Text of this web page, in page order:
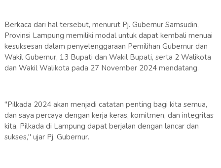
Berkaca dari hal tersebut, menurut Pj. Gubernur Samsudin,
Provinsi Lampung memiliki modal untuk dapat kembali menuai
kesuksesan dalam penyelenggaraan Pemilihan Gubernur dan
Wakil Gubernur, 13 Bupati dan Wakil Bupati, serta 2 Walikota
dan Wakil Walikota pada 27 November 2024 mendatang.
"Pilkada 2024 akan menjadi catatan penting bagi kita semua,
dan saya percaya dengan kerja keras, komitmen, dan integritas
kita, Pilkada di Lampung dapat berjalan dengan lancar dan
sukses," ujar Pj. Gubernur.